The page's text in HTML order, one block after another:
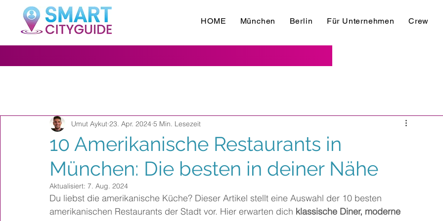
HOME München Berlin Für Unternehmen Crew
10 Amerikanische Restaurants in
München: Die besten in deiner Nähe
Umut Aykut 23. Apr. 2024 5 Min. Lesezeit
Aktualisiert: 7. Aug. 2024
Du liebst die amerikanische Küche? Dieser Artikel stellt eine Auswahl der 10 besten
amerikanischen Restaurants der Stadt vor. Hier erwarten dich klassische Diner, moderne